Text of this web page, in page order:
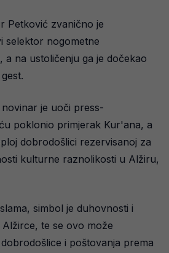
Petković zvanično je
selektor nogometne
a na ustoličenju ga je dočekao
je uoči press-
poklonio primjerak Kur'ana, a
dobrodošlici rezervisanoj za
kulturne raznolikosti u Alžiru,
simbol je duhovnosti i
te se ovo može
i poštovanja prema